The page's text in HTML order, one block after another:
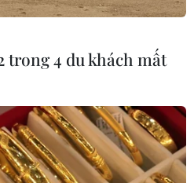
trong 4 du khách mất